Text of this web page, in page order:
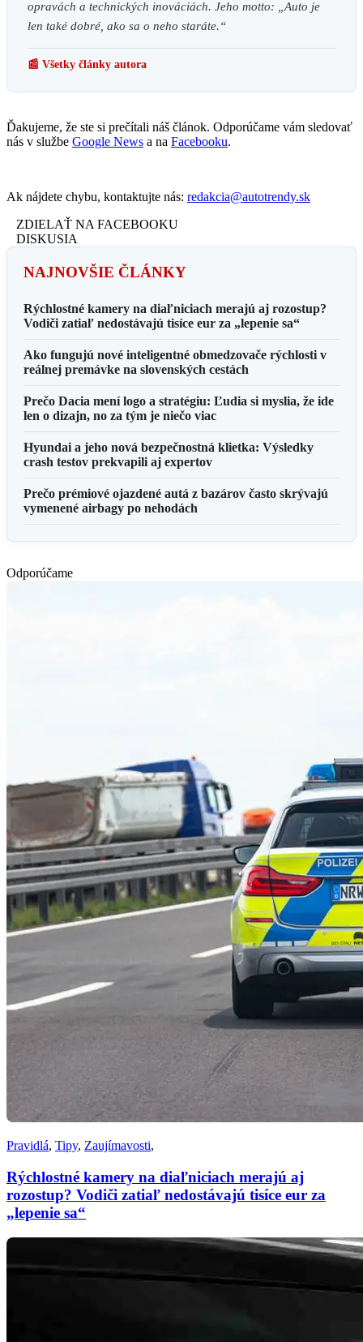
opravách a technických inováciách. Jeho motto: „Auto je
len také dobré, ako sa o neho staráte.“
📰 Všetky články autora
Ďakujeme, že ste si prečítali náš článok. Odporúčame vám sledovať
nás v službe Google News a na Facebooku.
Ak nájdete chybu, kontaktujte nás: redakcia@autotrendy.sk
ZDIELAŤ NA FACEBOOKU
DISKUSIA
NAJNOVŠIE ČLÁNKY
Rýchlostné kamery na diaľniciach merajú aj rozostup?
Vodiči zatiaľ nedostávajú tisíce eur za „lepenie sa“
Ako fungujú nové inteligentné obmedzovače rýchlosti v
reálnej premávke na slovenských cestách
Prečo Dacia mení logo a stratégiu: Ľudia si myslia, že ide
len o dizajn, no za tým je niečo viac
Hyundai a jeho nová bezpečnostná klietka: Výsledky
crash testov prekvapili aj expertov
Prečo prémiové ojazdené autá z bazárov často skrývajú
vymenené airbagy po nehodách
Odporúčame
Pravidlá, Tipy, Zaujímavosti,
Rýchlostné kamery na diaľniciach merajú aj
rozostup? Vodiči zatiaľ nedostávajú tisíce eur za
„lepenie sa“